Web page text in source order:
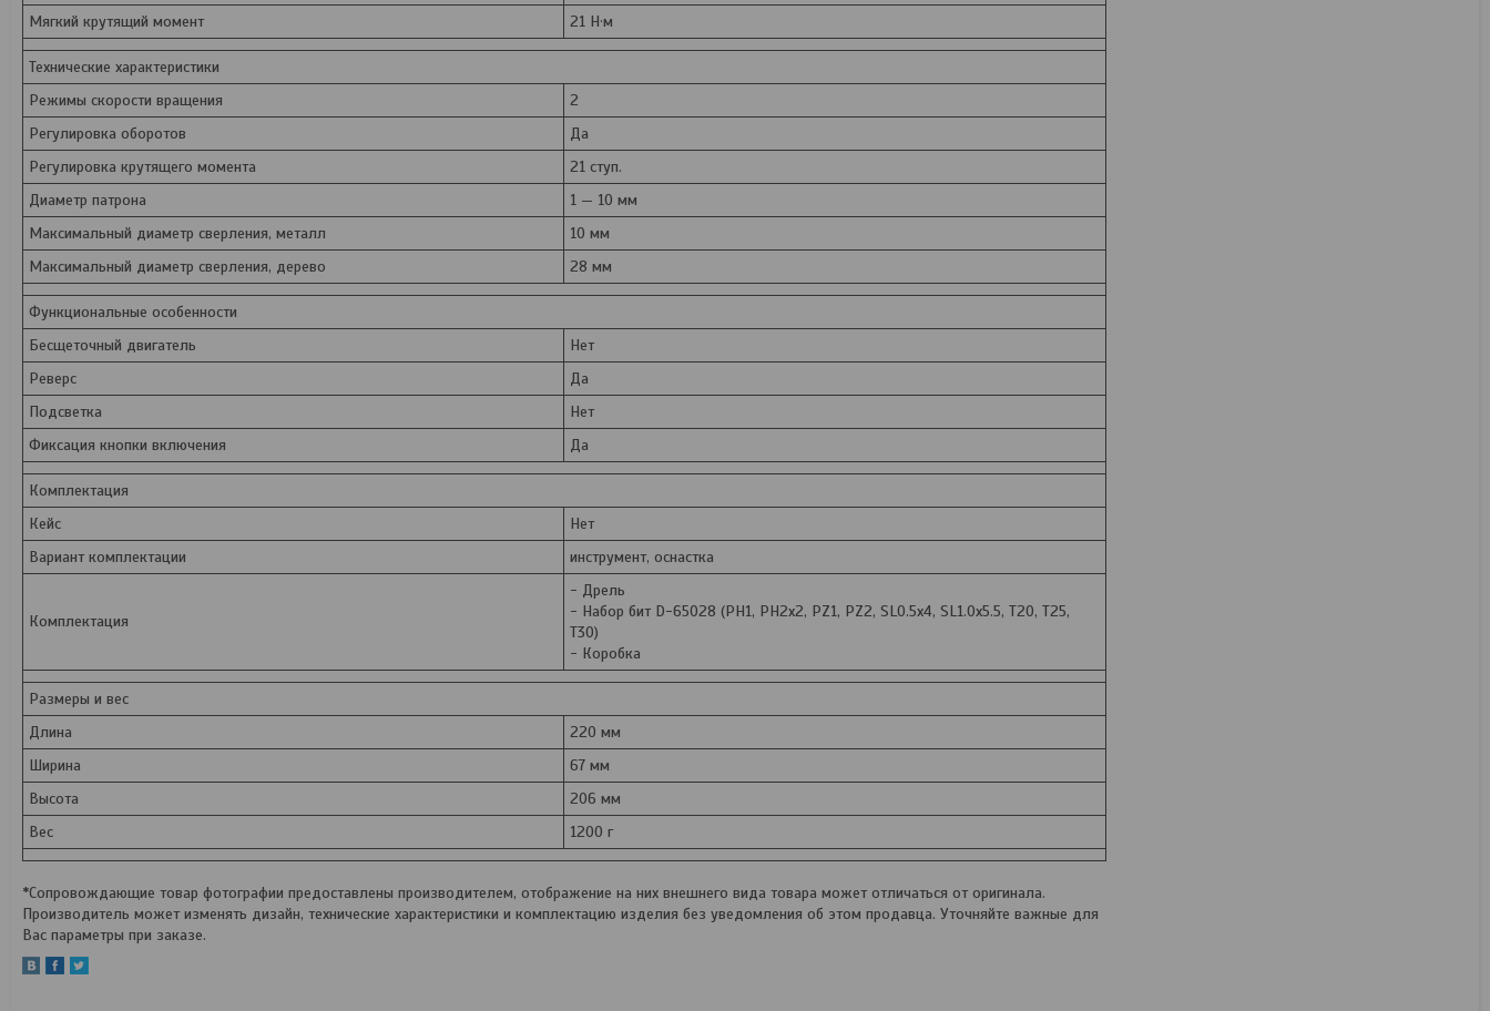
Мягкий крутящий момент
21 Н·м
Технические характеристики
Режимы скорости вращения
2
Регулировка оборотов
Да
Регулировка крутящего момента
21 ступ.
Диаметр патрона
1 — 10 мм
Максимальный диаметр сверления, металл
10 мм
Максимальный диаметр сверления, дерево
28 мм
Функциональные особенности
Бесщеточный двигатель
Нет
Реверс
Да
Подсветка
Нет
Фиксация кнопки включения
Да
Комплектация
Кейс
Нет
Вариант комплектации
инструмент, оснастка
Комплектация
- Дрель
- Набор бит D-65028 (PH1, PH2x2, PZ1, PZ2, SL0.5x4, SL1.0x5.5, T20, T25,
T30)
- Коробка
Размеры и вес
Длина
220 мм
Ширина
67 мм
Высота
206 мм
Вес
1200 г
*Сопровождающие товар фотографии предоставлены производителем, отображение на них внешнего вида товара может отличаться от оригинала.
Производитель может изменять дизайн, технические характеристики и комплектацию изделия без уведомления об этом продавца. Уточняйте важные для
Вас параметры при заказе.